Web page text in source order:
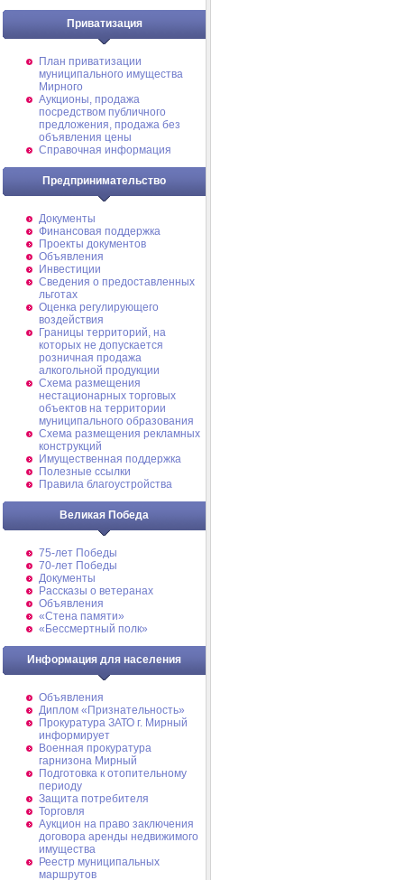
Приватизация
План приватизации
муниципального имущества
Мирного
Аукционы, продажа
посредством публичного
предложения, продажа без
объявления цены
Справочная информация
Предпринимательство
Документы
Финансовая поддержка
Проекты документов
Объявления
Инвестиции
Сведения о предоставленных
льготах
Оценка регулирующего
воздействия
Границы территорий, на
которых не допускается
розничная продажа
алкогольной продукции
Схема размещения
нестационарных торговых
объектов на территории
муниципального образования
Схема размещения рекламных
конструкций
Имущественная поддержка
Полезные ссылки
Правила благоустройства
Великая Победа
75-лет Победы
70-лет Победы
Документы
Рассказы о ветеранах
Объявления
«Стена памяти»
«Бессмертный полк»
Информация для населения
Объявления
Диплом «Признательность»
Прокуратура ЗАТО г. Мирный
информирует
Военная прокуратура
гарнизона Мирный
Подготовка к отопительному
периоду
Защита потребителя
Торговля
Аукцион на право заключения
договора аренды недвижимого
имущества
Реестр муниципальных
маршрутов